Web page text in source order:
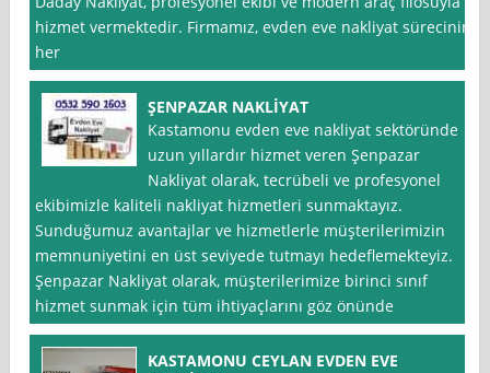
hizmet vermektedir. Firmamız, evden eve nakliyat sürecinin
her
ŞENPAZAR NAKLİYAT
Kastamonu evden eve nakliyat sektöründe
uzun yıllardır hizmet veren Şenpazar
Nakliyat olarak, tecrübeli ve profesyonel
ekibimizle kaliteli nakliyat hizmetleri sunmaktayız.
Sunduğumuz avantajlar ve hizmetlerle müşterilerimizin
memnuniyetini en üst seviyede tutmayı hedeflemekteyiz.
Şenpazar Nakliyat olarak, müşterilerimize birinci sınıf
hizmet sunmak için tüm ihtiyaçlarını göz önünde
KASTAMONU CEYLAN EVDEN EVE